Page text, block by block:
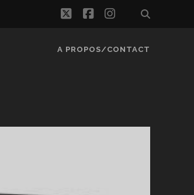
twitterfacebook
instagram
A PROPOS/CONTACT